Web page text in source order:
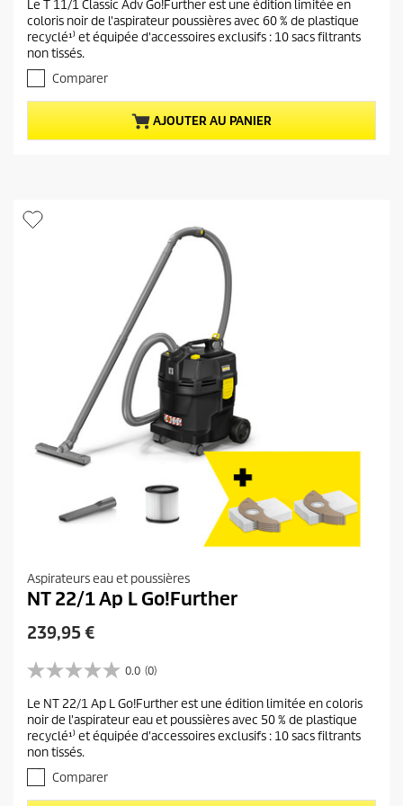
a
c
t
u
e
l
d
o
d
0
s
u
r
é
t
o
i
Le T 11/1 Classic Adv Go!Further est une édition limitée en
coloris noir de l'aspirateur poussières avec 60 % de plastique
recyclé¹⁾ et équipée d'accessoires exclusifs : 10 sacs filtrants
non tissés.
Comparer
AJOUTER AU PANIER
Aspirateurs eau et poussières
NT 22/1 Ap L Go!Further
P
i
a
c
t
u
e
239,95 €
0.0 (0)
0
0
s
u
r
é
Le NT 22/1 Ap L Go!Further est une édition limitée en coloris
noir de l'aspirateur eau et poussières avec 50 % de plastique
recyclé¹⁾ et équipée d'accessoires exclusifs : 10 sacs filtrants
non tissés.
Comparer